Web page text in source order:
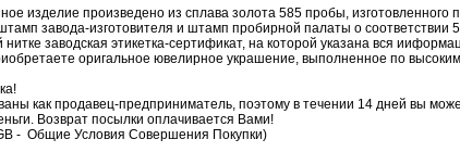
изделие произведено из сплава золота 585 пробы,
завода-изготовителя и штамп пробирной палаты о соответствии
заводская этикетка-сертификат, на которой указана вся
оригальное ювелирное украшение, выполненное по
как продавец-предприниматель, поэтому в течении 14 дней вы
Возврат посылки оплачивается Вами!
- Общие Условия Совершения Покупки)